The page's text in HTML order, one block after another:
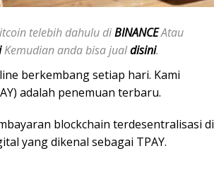
telebih dahulu diBINANCEAtau
Kemudian anda bisa jualdisini.
berkembang setiap hari. Kami
adalah penemuan terbaru.
blockchain terdesentralisasi di
yang dikenal sebagai TPAY.